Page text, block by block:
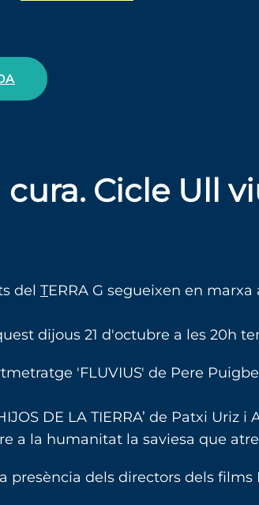
cura. Cicle Ull
del TERRA G segueixen en
dijous 21 d'octubre a les 20h
'FLUVIUS' de Pere
DE LA TIERRA’ de Patxi
a la humanitat la saviesa que
presència dels directors dels